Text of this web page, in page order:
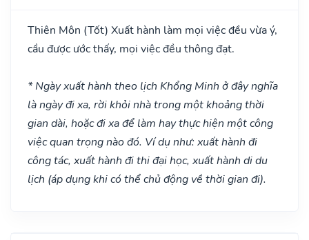
Thiên Môn (Tốt) Xuất hành làm mọi việc đều vừa ý,
cầu được ước thấy, mọi việc đều thông đạt.
* Ngày xuất hành theo lịch Khổng Minh ở đây nghĩa
là ngày đi xa, rời khỏi nhà trong một khoảng thời
gian dài, hoặc đi xa để làm hay thực hiện một công
việc quan trọng nào đó. Ví dụ như: xuất hành đi
công tác, xuất hành đi thi đại học, xuất hành di du
lịch (áp dụng khi có thể chủ động về thời gian đi).